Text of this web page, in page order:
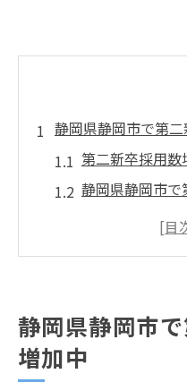
静岡県静岡市で第
第二新卒採用
静岡県静岡市で
性
第二新卒採用数
静岡県静岡市
増加中